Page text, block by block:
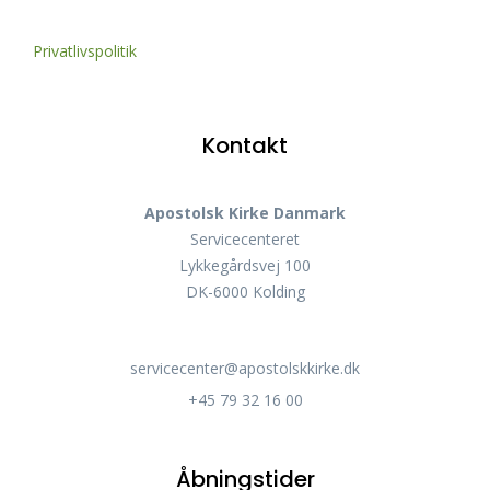
Privatlivspolitik
Kontakt
Apostolsk Kirke Danmark
Servicecenteret
Lykkegårdsvej 100
DK-6000 Kolding
servicecenter@apostolskkirke.dk
+45 79 32 16 00
Åbningstider